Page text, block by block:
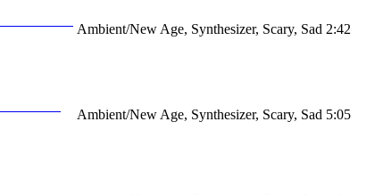
Ambient/New Age, Synthesizer, Scary, Sad 2:42
Ambient/New Age, Synthesizer, Scary, Sad 5:05